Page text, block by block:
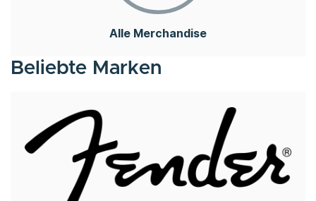
Alle Merchandise
Beliebte Marken